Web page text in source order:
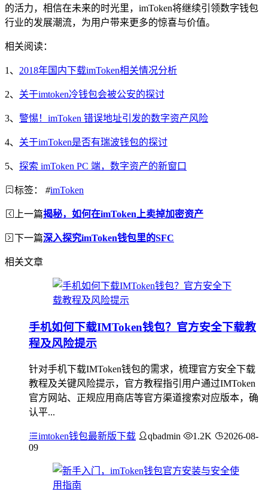
的活力，相信在未来的时光里，imToken将继续引领数字钱包
行业的发展潮流，为用户带来更多的惊喜与价值。
相关阅读：
1、 2018年国内下载imToken相关情况分析
2、 关于imtoken冷钱包会被公安的探讨
3、 警惕！imToken 错误地址引发的数字资产风险
4、 关于imToken是否有瑞波钱包的探讨
5、 探索 imToken PC 端，数字资产的新窗口
标签： #imToken
上一篇揭秘，如何在imToken上卖掉加密资产
下一篇深入探究imToken钱包里的SFC
相关文章
手机如何下载IMToken钱包？官方安全下载教
程及风险提示
针对手机下载IMToken钱包的需求，梳理官方安全下载
教程及关键风险提示，官方教程指引用户通过IMToken
官方网站、正规应用商店等官方渠道搜索对应版本，确
认平...
imtoken钱包最新版下载 qbadmin 1.2K
2026-08-
09